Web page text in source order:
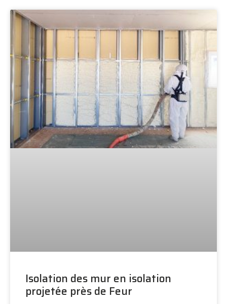
Isolation des mur en isolation
projetée près de Feur